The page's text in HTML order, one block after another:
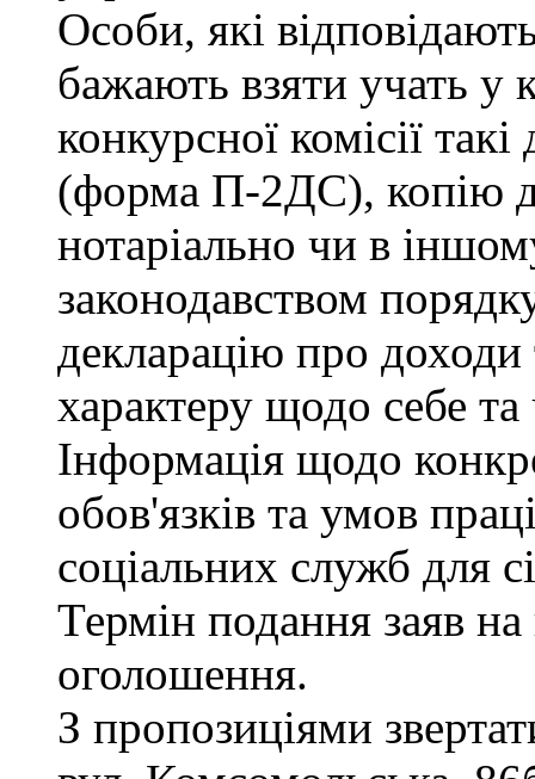
Особи, які
бажають взяти учать у
конкурсної комісії
(форма П-2ДС), копію
нотаріально чи в
законодавством
декларацію про доходи
характеру щодо себе та
Інформація щодо
обов'язків та умов
соціальних служб для
Термін подання заяв
оголошення.
З пропозиціями